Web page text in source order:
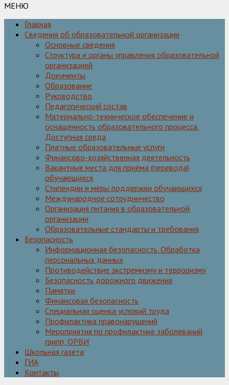
МЕНЮ
Главная
Сведения об образовательной организации
Основные сведения
Структура и органы управления образовательной
организацией
Документы
Образование
Руководство
Педагогический состав
Материально-техническое обеспечение и
оснащенность образовательного процесса.
Доступная среда
Платные образовательные услуги
Финансово-хозяйственная деятельность
Вакантные места для приёма (перевода)
обучающихся
Стипендии и меры поддержки обучающихся
Международное сотрудничество
Организация питания в образовательной
организации
Образовательные стандарты и требования
Безопасность
Информационная безопасность. Обработка
персональных данных
Противодействие экстремизму и терроризму
Безопасность дорожного движения
Памятки
Финансовая безопасность
Специальная оценка условий труда
Профилактика правонарушений
Мероприятия по профилактике заболеваний
грипп, ОРВИ
Школьная газета
ГИА
Контакты